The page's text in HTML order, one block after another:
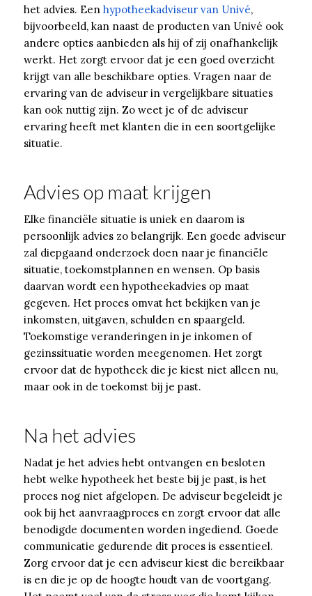
het advies. Een hypotheekadviseur van Univé,
bijvoorbeeld, kan naast de producten van Univé ook
andere opties aanbieden als hij of zij onafhankelijk
werkt. Het zorgt ervoor dat je een goed overzicht
krijgt van alle beschikbare opties. Vragen naar de
ervaring van de adviseur in vergelijkbare situaties
kan ook nuttig zijn. Zo weet je of de adviseur
ervaring heeft met klanten die in een soortgelijke
situatie.
Advies op maat krijgen
Elke financiële situatie is uniek en daarom is
persoonlijk advies zo belangrijk. Een goede adviseur
zal diepgaand onderzoek doen naar je financiële
situatie, toekomstplannen en wensen. Op basis
daarvan wordt een hypotheekadvies op maat
gegeven. Het proces omvat het bekijken van je
inkomsten, uitgaven, schulden en spaargeld.
Toekomstige veranderingen in je inkomen of
gezinssituatie worden meegenomen. Het zorgt
ervoor dat de hypotheek die je kiest niet alleen nu,
maar ook in de toekomst bij je past.
Na het advies
Nadat je het advies hebt ontvangen en besloten
hebt welke hypotheek het beste bij je past, is het
proces nog niet afgelopen. De adviseur begeleidt je
ook bij het aanvraagproces en zorgt ervoor dat alle
benodigde documenten worden ingediend. Goede
communicatie gedurende dit proces is essentieel.
Zorg ervoor dat je een adviseur kiest die bereikbaar
is en die je op de hoogte houdt van de voortgang.